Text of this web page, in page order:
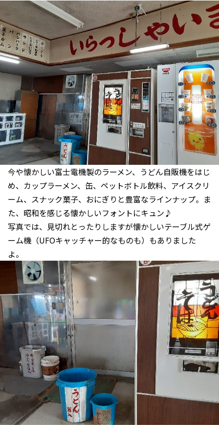
今や懐かしい富士電機製のラーメン、うどん自販機をはじ
め、カップラーメン、缶、ペットボトル飲料、アイスクリ
ーム、スナック菓子、おにぎりと豊富なラインナップ。ま
た、昭和を感じる懐かしいフォントにキュン♪
写真では、見切れとったりしますが懐かしいテーブル式ゲ
ーム機（UFOキャッチャー的なものも）もありました
よ。